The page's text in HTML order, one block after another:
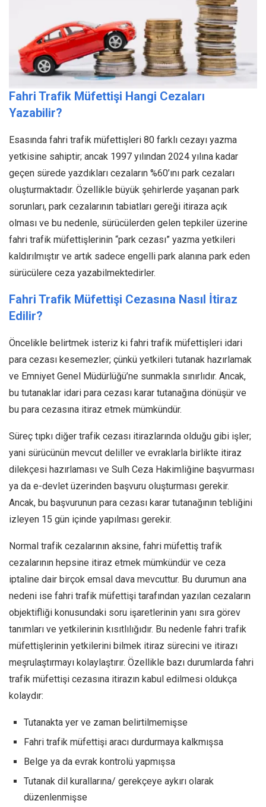
Fahri Trafik Müfettişi Hangi Cezaları
Yazabilir?
Esasında fahri trafik müfettişleri 80 farklı cezayı yazma
yetkisine sahiptir; ancak 1997 yılından 2024 yılına kadar
geçen sürede yazdıkları cezaların %60’ını park cezaları
oluşturmaktadır. Özellikle büyük şehirlerde yaşanan park
sorunları, park cezalarının tabiatları gereği itiraza açık
olması ve bu nedenle, sürücülerden gelen tepkiler üzerine
fahri trafik müfettişlerinin “park cezası” yazma yetkileri
kaldırılmıştır ve artık sadece engelli park alanına park eden
sürücülere ceza yazabilmektedirler.
Fahri Trafik Müfettişi Cezasına Nasıl İtiraz
Edilir?
Öncelikle belirtmek isteriz ki fahri trafik müfettişleri idari
para cezası kesemezler; çünkü yetkileri tutanak hazırlamak
ve Emniyet Genel Müdürlüğü’ne sunmakla sınırlıdır. Ancak,
bu tutanaklar idari para cezası karar tutanağına dönüşür ve
bu para cezasına itiraz etmek mümkündür.
Süreç tıpkı diğer trafik cezası itirazlarında olduğu gibi işler;
yani sürücünün mevcut deliller ve evraklarla birlikte itiraz
dilekçesi hazırlaması ve Sulh Ceza Hakimliğine başvurması
ya da e-devlet üzerinden başvuru oluşturması gerekir.
Ancak, bu başvurunun para cezası karar tutanağının tebliğini
izleyen 15 gün içinde yapılması gerekir.
Normal trafik cezalarının aksine, fahri müfettiş trafik
cezalarının hepsine itiraz etmek mümkündür ve ceza
iptaline dair birçok emsal dava mevcuttur. Bu durumun ana
nedeni ise fahri trafik müfettişi tarafından yazılan cezaların
objektifliği konusundaki soru işaretlerinin yanı sıra görev
tanımları ve yetkilerinin kısıtlılığıdır. Bu nedenle fahri trafik
müfettişlerinin yetkilerini bilmek itiraz sürecini ve itirazı
meşrulaştırmayı kolaylaştırır. Özellikle bazı durumlarda fahri
trafik müfettişi cezasına itirazın kabul edilmesi oldukça
kolaydır:
Tutanakta yer ve zaman belirtilmemişse
Fahri trafik müfettişi aracı durdurmaya kalkmışsa
Belge ya da evrak kontrolü yapmışsa
Tutanak dil kurallarına/ gerekçeye aykırı olarak
düzenlenmişse